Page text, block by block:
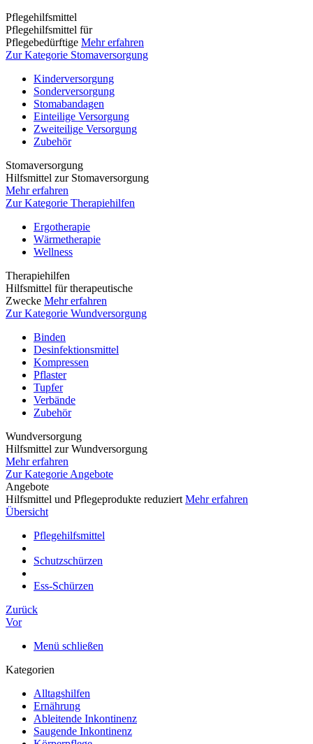
Pflegehilfsmittel
Pflegehilfsmittel für
Pflegebedürftige Mehr erfahren
Zur Kategorie Stomaversorgung
Kinderversorgung
Sonderversorgung
Stomabandagen
Einteilige Versorgung
Zweiteilige Versorgung
Zubehör
Stomaversorgung
Hilfsmittel zur Stomaversorgung
Mehr erfahren
Zur Kategorie Therapiehilfen
Ergotherapie
Wärmetherapie
Wellness
Therapiehilfen
Hilfsmittel für therapeutische
Zwecke Mehr erfahren
Zur Kategorie Wundversorgung
Binden
Desinfektionsmittel
Kompressen
Pflaster
Tupfer
Verbände
Zubehör
Wundversorgung
Hilfsmittel zur Wundversorgung
Mehr erfahren
Zur Kategorie Angebote
Angebote
Hilfsmittel und Pflegeprodukte reduziert Mehr erfahren
Übersicht
Pflegehilfsmittel
Schutzschürzen
Ess-Schürzen
Zurück
Vor
Menü schließen
Kategorien
Alltagshilfen
Ernährung
Ableitende Inkontinenz
Saugende Inkontinenz